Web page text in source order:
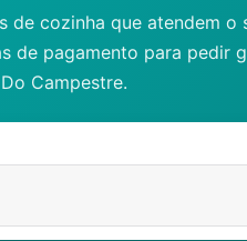
de cozinha que atendem o
de pagamento para pedir
Campestre.